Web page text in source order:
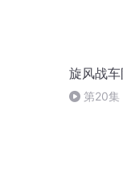
旋风战
第20集